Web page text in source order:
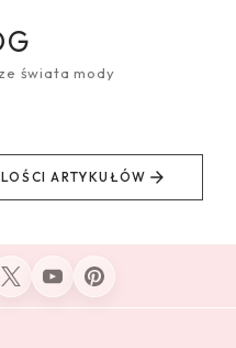
świata mody
ARTYKUŁÓW